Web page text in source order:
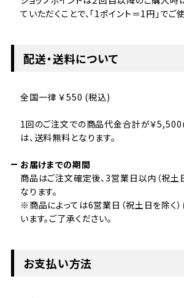
ていただくことで、「1ポイント＝1円」でご
配送・送料について
全国一律 ￥550 (税込)
1回のご注文での商品代金合計が￥
は、送料無料となります。
お届けまでの期間
商品はご注文確定後、3営業日以内（祝土
なります。
※商品によっては6営業日（祝土日を除く
います。ご了承ください。
お支払い方法